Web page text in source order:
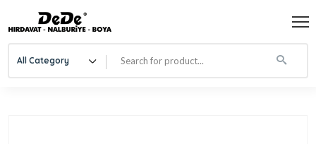
All Category